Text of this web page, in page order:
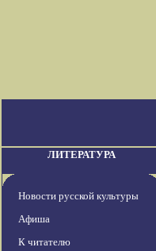
ЛИТЕРАТУРА
Новости русской культуры
Афиша
К читателю